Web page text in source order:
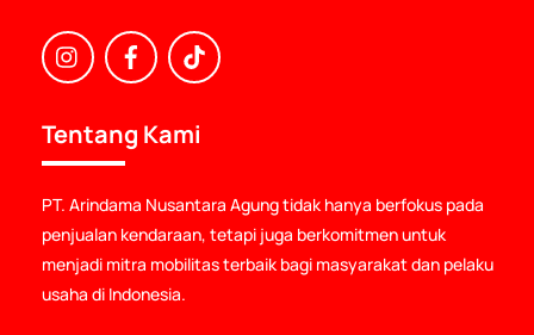
Icon
Icon
Icon
Tentang Kami
PT. Arindama Nusantara Agung tidak hanya berfokus pada
penjualan kendaraan, tetapi juga berkomitmen untuk
menjadi mitra mobilitas terbaik bagi masyarakat dan pelaku
usaha di Indonesia.